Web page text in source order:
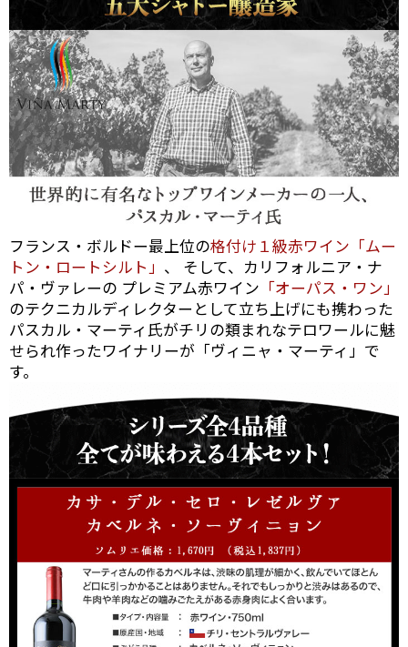
フランス・ボルドー最上位の格付け１級赤ワイン「ムー
トン・ロートシルト」 、 そして、カリフォルニア・ナ
パ・ヴァレーの プレミアム赤ワイン 「オーパス・ワン」
のテクニカルディレクターとして立ち上げにも携わった
パスカル・マーティ氏がチリの類まれなテロワールに魅
せられ作ったワイナリーが「ヴィニャ・マーティ」で
す。